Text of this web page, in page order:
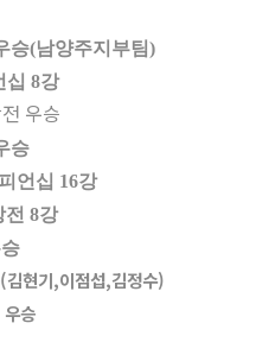
승(남양주지부팀)
십 8강
우승
승
언십 16강
전 8강
현기,이점섭,김정수)
승